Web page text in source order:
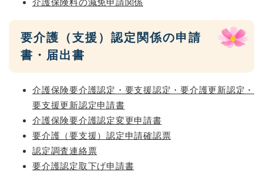
介護保険料の減免申請関係
要介護（支援）認定関係の申請
書・届出書
介護保険要介護認定・要支援認定・要介護更新認定・
要支援更新認定申請書
介護保険要介護認定変更申請書
要介護（要支援）認定申請確認票
認定調査連絡票
要介護認定取下げ申請書